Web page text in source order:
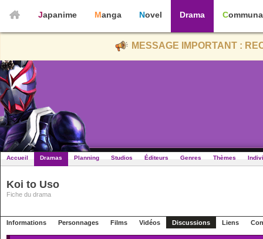
Japanime Manga Novel Drama
MESSAGE IMPORTANT :
Accueil Dramas Planning Studios Éditeurs Genres Thèmes
Koi to Uso
Fiche du drama
Informations Personnages Films Vidéos Discussions Liens